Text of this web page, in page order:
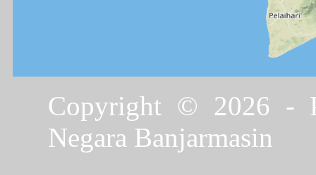
Copyright © 2026 -
Negara Banjarmasin